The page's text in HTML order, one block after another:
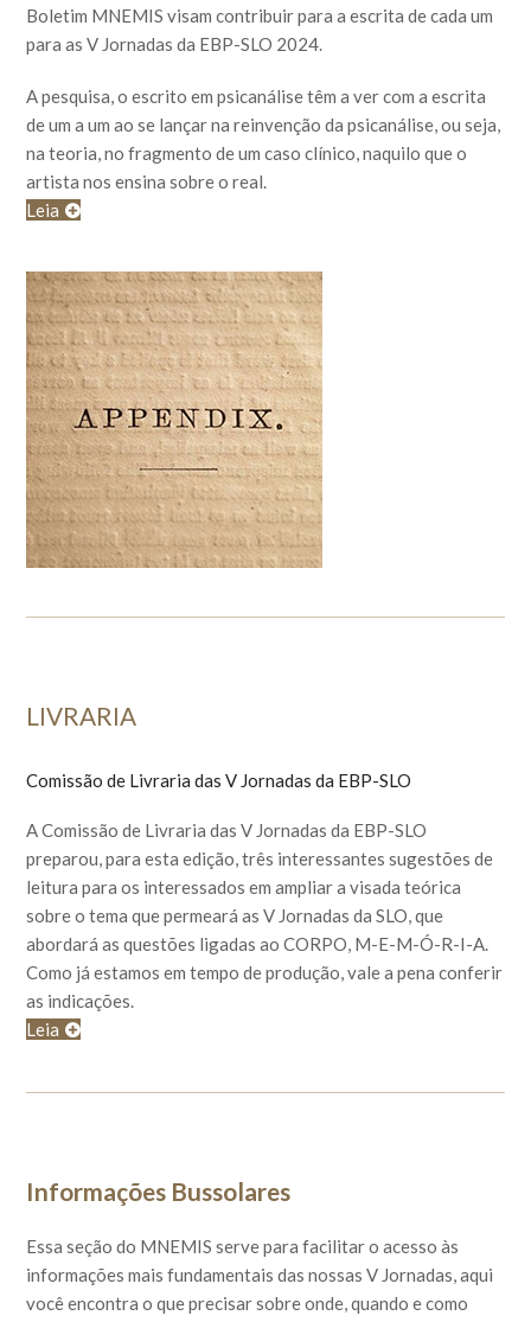
Boletim MNEMIS visam contribuir para a escrita de cada um
para as V Jornadas da EBP-SLO 2024.
A pesquisa, o escrito em psicanálise têm a ver com a escrita
de um a um ao se lançar na reinvenção da psicanálise, ou seja,
na teoria, no fragmento de um caso clínico, naquilo que o
artista nos ensina sobre o real.
Leia
LIVRARIA
Comissão de Livraria das V Jornadas da EBP-SLO
A Comissão de Livraria das V Jornadas da EBP-SLO
preparou, para esta edição, três interessantes sugestões de
leitura para os interessados em ampliar a visada teórica
sobre o tema que permeará as V Jornadas da SLO, que
abordará as questões ligadas ao CORPO, M-E-M-Ó-R-I-A.
Como já estamos em tempo de produção, vale a pena conferir
as indicações.
Leia
Informações Bussolares
Essa seção do MNEMIS serve para facilitar o acesso às
informações mais fundamentais das nossas V Jornadas, aqui
você encontra o que precisar sobre onde, quando e como